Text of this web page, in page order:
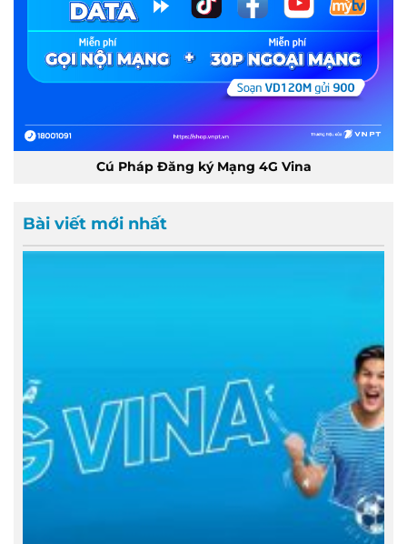
Cú Pháp Đăng ký Mạng 4G Vina
Bài viết mới nhất